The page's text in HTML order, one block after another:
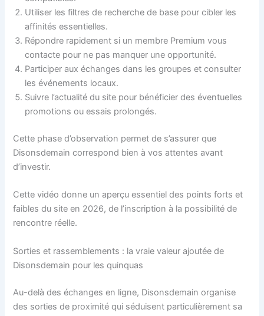
Utiliser les filtres de recherche de base pour cibler les
affinités essentielles.
Répondre rapidement si un membre Premium vous
contacte pour ne pas manquer une opportunité.
Participer aux échanges dans les groupes et consulter
les événements locaux.
Suivre l’actualité du site pour bénéficier des éventuelles
promotions ou essais prolongés.
Cette phase d’observation permet de s’assurer que
Disonsdemain correspond bien à vos attentes avant
d’investir.
Cette vidéo donne un aperçu essentiel des points forts et
faibles du site en 2026, de l’inscription à la possibilité de
rencontre réelle.
Sorties et rassemblements : la vraie valeur ajoutée de
Disonsdemain pour les quinquas
Au-delà des échanges en ligne, Disonsdemain organise
des sorties de proximité qui séduisent particulièrement sa